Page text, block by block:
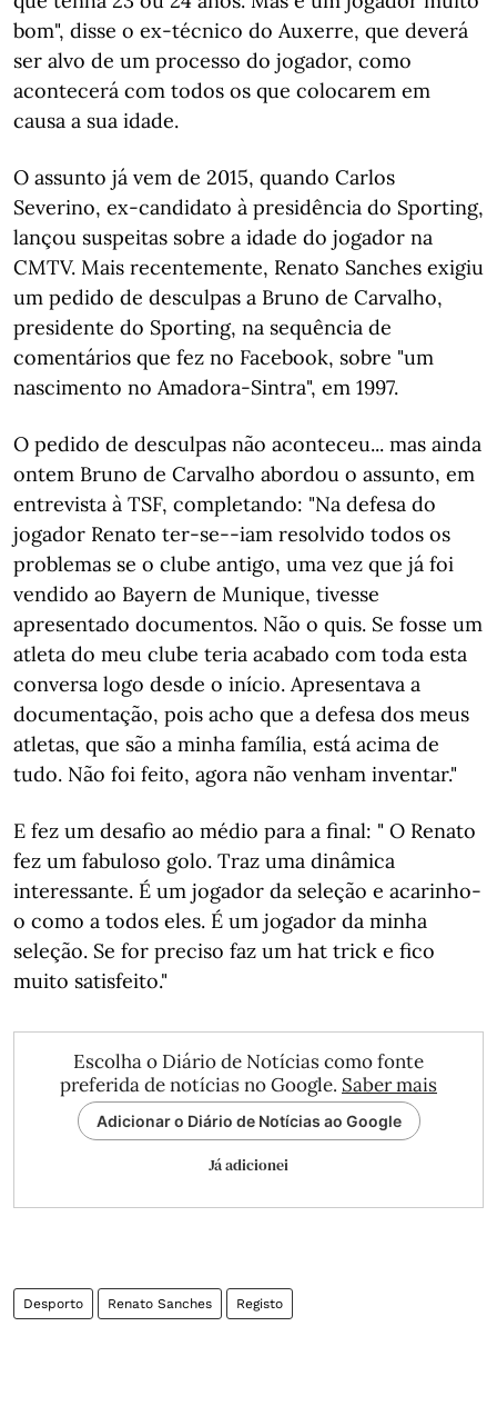
bom", disse o ex-técnico do Auxerre, que deverá
ser alvo de um processo do jogador, como
acontecerá com todos os que colocarem em
causa a sua idade.
O assunto já vem de 2015, quando Carlos
Severino, ex-candidato à presidência do Sporting,
lançou suspeitas sobre a idade do jogador na
CMTV. Mais recentemente, Renato Sanches exigiu
um pedido de desculpas a Bruno de Carvalho,
presidente do Sporting, na sequência de
comentários que fez no Facebook, sobre "um
nascimento no Amadora-Sintra", em 1997.
O pedido de desculpas não aconteceu... mas ainda
ontem Bruno de Carvalho abordou o assunto, em
entrevista à TSF, completando: "Na defesa do
jogador Renato ter-se--iam resolvido todos os
problemas se o clube antigo, uma vez que já foi
vendido ao Bayern de Munique, tivesse
apresentado documentos. Não o quis. Se fosse um
atleta do meu clube teria acabado com toda esta
conversa logo desde o início. Apresentava a
documentação, pois acho que a defesa dos meus
atletas, que são a minha família, está acima de
tudo. Não foi feito, agora não venham inventar."
E fez um desafio ao médio para a final: " O Renato
fez um fabuloso golo. Traz uma dinâmica
interessante. É um jogador da seleção e acarinho-
o como a todos eles. É um jogador da minha
seleção. Se for preciso faz um hat trick e fico
muito satisfeito."
Escolha o Diário de Notícias como fonte
preferida de notícias no Google. Saber mais
Adicionar o Diário de Notícias ao Google
Já adicionei
Desporto Renato Sanches Registo